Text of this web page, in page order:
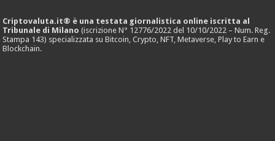
Criptovaluta.it® è una testata giornalistica online iscritta al
Tribunale di Milano (iscrizione N° 12776/2022 del 10/10/2022 – Num. Reg.
Stampa 143) specializzata su Bitcoin, Crypto, NFT, Metaverse, Play to Earn e
Blockchain.